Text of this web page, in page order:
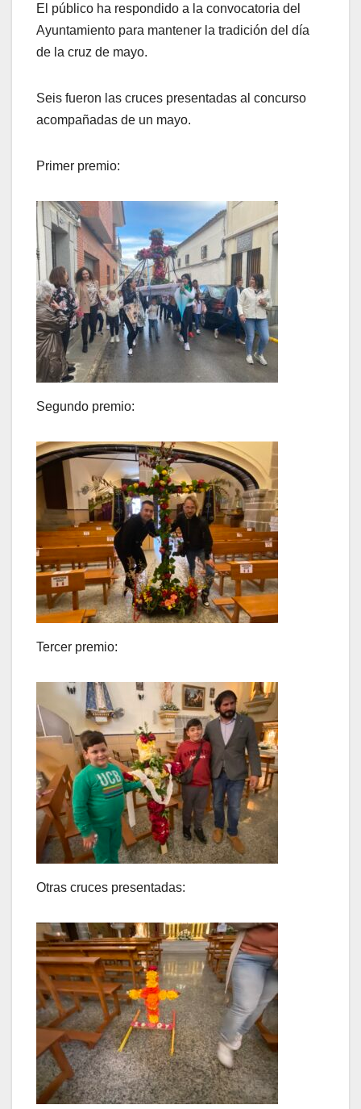
El público ha respondido a la convocatoria del
Ayuntamiento para mantener la tradición del día
de la cruz de mayo.
Seis fueron las cruces presentadas al concurso
acompañadas de un mayo.
Primer premio:
Segundo premio:
Tercer premio:
Otras cruces presentadas: